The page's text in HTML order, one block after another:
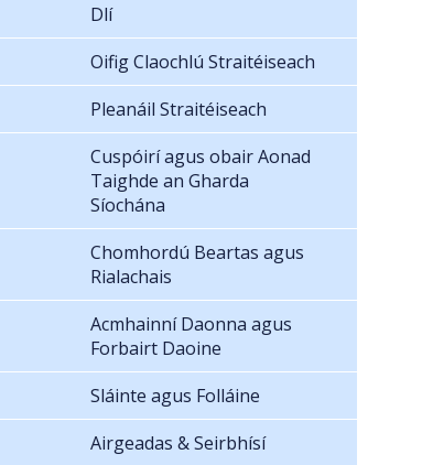
Dlí
Oifig Claochlú Straitéiseach
Pleanáil Straitéiseach
Cuspóirí agus obair Aonad
Taighde an Gharda
Síochána
Chomhordú Beartas agus
Rialachais
Acmhainní Daonna agus
Forbairt Daoine
Sláinte agus Folláine
Airgeadas & Seirbhísí